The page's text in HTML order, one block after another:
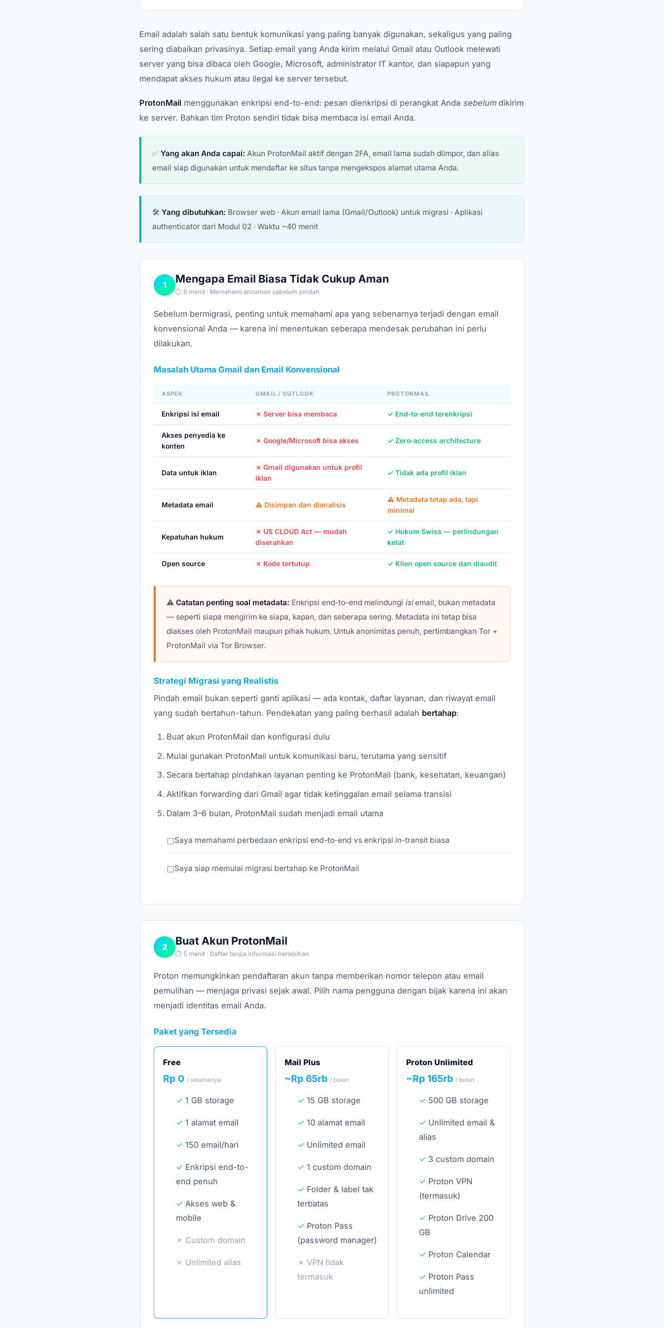
Email adalah salah satu bentuk komunikasi yang paling banyak digunakan, sekaligus yang paling
sering diabaikan privasinya. Setiap email yang Anda kirim melalui Gmail atau Outlook melewati
server yang bisa dibaca oleh Google, Microsoft, administrator IT kantor, dan siapapun yang
mendapat akses hukum atau ilegal ke server tersebut.
ProtonMail menggunakan enkripsi end-to-end: pesan dienkripsi di perangkat Anda sebelumdikirim
ke server. Bahkan tim Proton sendiri tidak bisa membaca isi email Anda.
✅Yang akan Anda capai: Akun ProtonMail aktif dengan 2FA, email lama sudah diimpor, dan alias
email siap digunakan untuk mendaftar ke situs tanpa mengekspos alamat utama Anda.
🛠️Yang dibutuhkan: Browser web · Akun email lama (Gmail/Outlook) untuk migrasi · Aplikasi
authenticator dari Modul 02 · Waktu ~40 menit
1 Mengapa Email Biasa Tidak Cukup Aman
⏱ 5 menit · Memahami ancaman sebelum pindah
Sebelum bermigrasi, penting untuk memahami apa yang sebenarnya terjadi dengan email
konvensional Anda — karena ini menentukan seberapa mendesak perubahan ini perlu
dilakukan.
Masalah Utama Gmail dan Email Konvensional
ASPEK GMAIL / OUTLOOK PROTONMAIL
Enkripsi isi email ✗ Server bisa membaca ✓ End-to-end terenkripsi
Akses penyedia ke
konten
✗ Google/Microsoft bisa akses ✓ Zero-access architecture
Data untuk iklan
✗ Gmail digunakan untuk profil
iklan
✓ Tidak ada profil iklan
Metadata email ⚠ Disimpan dan dianalisis
⚠ Metadata tetap ada, tapi
minimal
Kepatuhan hukum
✗ US CLOUD Act — mudah
diserahkan
✓ Hukum Swiss — perlindungan
ketat
Open source ✗ Kode tertutup ✓ Klien open source dan diaudit
⚠️Catatan penting soal metadata: Enkripsi end-to-end melindungi isiemail, bukan metadata
— seperti siapa mengirim ke siapa, kapan, dan seberapa sering. Metadata ini tetap bisa
diakses oleh ProtonMail maupun pihak hukum. Untuk anonimitas penuh, pertimbangkan Tor +
ProtonMail via Tor Browser.
Strategi Migrasi yang Realistis
Pindah email bukan seperti ganti aplikasi — ada kontak, daftar layanan, dan riwayat email
yang sudah bertahun-tahun. Pendekatan yang paling berhasil adalah bertahap:
Buat akun ProtonMail dan konfigurasi dulu
Mulai gunakan ProtonMail untuk komunikasi baru, terutama yang sensitif
Secara bertahap pindahkan layanan penting ke ProtonMail (bank, kesehatan, keuangan)
Aktifkan forwarding dari Gmail agar tidak ketinggalan email selama transisi
Dalam 3–6 bulan, ProtonMail sudah menjadi email utama
Saya memahami perbedaan enkripsi end-to-end vs enkripsi in-transit biasa
Saya siap memulai migrasi bertahap ke ProtonMail
2 Buat Akun ProtonMail
⏱ 5 menit · Daftar tanpa informasi berlebihan
Proton memungkinkan pendaftaran akun tanpa memberikan nomor telepon atau email
pemulihan — menjaga privasi sejak awal. Pilih nama pengguna dengan bijak karena ini akan
menjadi identitas email Anda.
Paket yang Tersedia
Free
Rp 0 / selamanya
1 GB storage
1 alamat email
150 email/hari
Enkripsi end-to-
end penuh
Akses web &
mobile
Custom domain
Unlimited alias
Mail Plus
~Rp 65rb / bulan
15 GB storage
10 alamat email
Unlimited email
1 custom domain
Folder & label tak
terbatas
Proton Pass
(password manager)
VPN tidak
termasuk
Proton Unlimited
~Rp 165rb / bulan
500 GB storage
Unlimited email &
alias
3 custom domain
Proton VPN
(termasuk)
Proton Drive 200
GB
Proton Calendar
Proton Pass
unlimited